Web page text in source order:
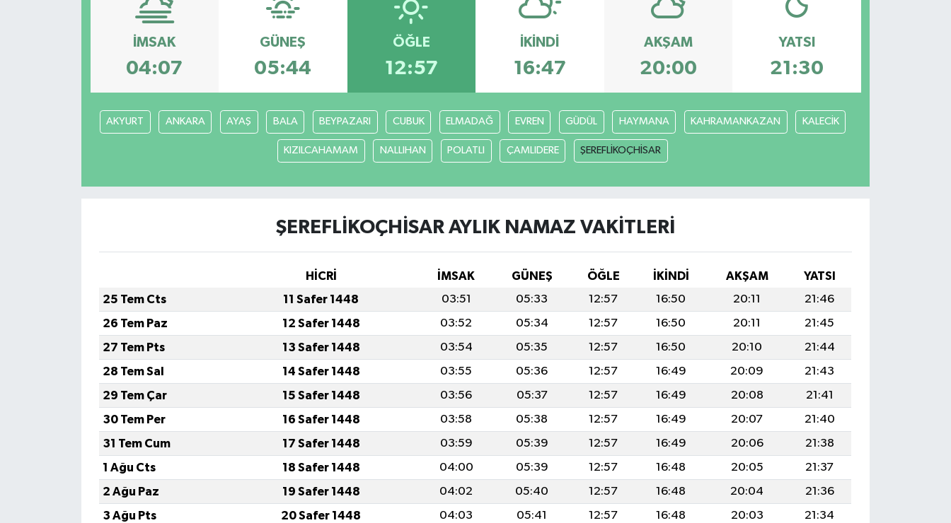
İMSAK
04:07
GÜNEŞ
05:44
ÖĞLE
12:57
İKINDI
16:47
AKŞAM
20:00
YATSI
21:30
AKYURT ANKARA AYAŞ BALA BEYPAZARI CUBUK ELMADAĞ EVREN GÜDÜL HAYMANA KAHRAMANKAZAN KALECİK
KIZILCAHAMAM NALLIHAN POLATLI ÇAMLIDERE ŞEREFLİKOÇHİSAR
ŞEREFLİKOÇHİSAR AYLIK NAMAZ VAKITLERI
HİCRİ İMSAK GÜNEŞ ÖĞLE İKINDI AKŞAM
YATSI
25 Tem Cts
11 Safer 1448 03:51 05:33 12:57 16:50 20:11
21:46
26 Tem Paz
12 Safer 1448 03:52 05:34 12:57 16:50 20:11
21:45
27 Tem Pts
13 Safer 1448 03:54 05:35 12:57 16:50 20:10
21:44
28 Tem Sal
14 Safer 1448 03:55 05:36 12:57 16:49 20:09
21:43
29 Tem Çar
15 Safer 1448 03:56 05:37 12:57 16:49 20:08
21:41
30 Tem Per
16 Safer 1448 03:58 05:38 12:57 16:49 20:07
21:40
31 Tem Cum
17 Safer 1448 03:59 05:39 12:57 16:49 20:06
21:38
1 Ağu Cts
18 Safer 1448 04:00 05:39 12:57 16:48 20:05
21:37
2 Ağu Paz
19 Safer 1448 04:02 05:40 12:57 16:48 20:04
21:36
3 Ağu Pts
20 Safer 1448 04:03 05:41 12:57 16:48 20:03
21:34
Sivil Toplum
Yerel Yönetimler